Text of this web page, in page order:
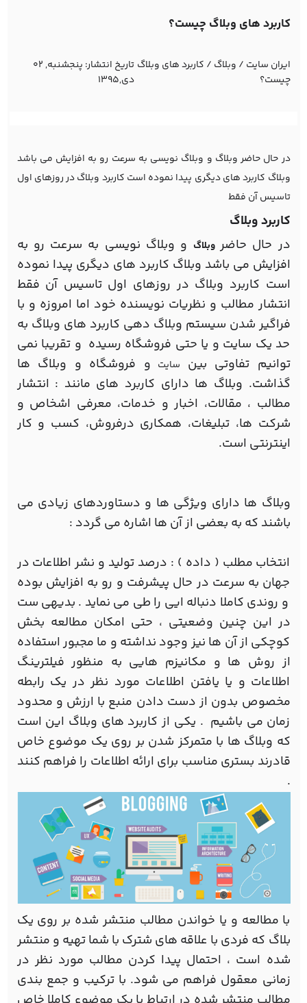
کاربرد های وبلاگ چیست؟
ایران سایت / وبلاگ / کاربرد های وبلاگ
چیست؟
تاریخ انتشار:
پنجشنبه, 02
دی,1395
در حال حاضر وبلاگ و وبلاگ نویسی به سرعت رو به افزایش می باشد
وبلاگ کاربرد های دیگری پیدا نموده است کاربرد وبلاگ در روزهای اول
تاسیس آن فقط
کاربرد وبلاگ
در حال حاضر وبلاگ و وبلاگ نویسی به سرعت رو به
افزایش می باشد وبلاگ کاربرد های دیگری پیدا نموده
است کاربرد وبلاگ در روزهای اول تاسیس آن فقط
انتشار مطالب و نظریات نویسنده خود اما امروزه و با
فراگیر شدن سیستم وبلاگ دهی کاربرد های وبلاگ به
حد یک سایت و یا حتی فروشگاه رسیده و تقریبا نمی
توانیم تفاوتی بین سایت و فروشگاه و وبلاگ ها
گذاشت. وبلاگ ها دارای کاربرد های مانند : انتشار
مطالب ، مقالات، اخبار و خدمات، معرفی اشخاص و
شرکت ها، تبلیغات، همکاری درفروش، کسب و کار
اینترنتی است.
وبلاگ ها دارای ویژگی ها و دستاوردهای زیادی می
باشند که به بعضی از آن ها اشاره می گردد :
انتخاب مطلب ( داده ) : درصد توليد و نشر اطلاعات در
جهان به سرعت در حال پيشرفت و رو به افزایش بوده
و روندی کاملا دنباله ایی را طی می نمايد . بديهی ست
در این چنين وضعيتی ، حتی امکان مطالعه بخش
کوچکی از آن ها نيز وجود نداشته و ما مجبور استفاده
از روش ها و مکانيزم هایی به منظور فيلترينگ
اطلاعات و یا يافتن اطلاعات مورد نظر در يک رابطه
مخصوص بدون از دست دادن منبع با ارزش و محدود
زمان می باشيم . یکی از کاربرد های وبلاگ این است
که وبلاگ ها با متمرکز شدن بر روی يک موضوع خاص
قادرند بستری مناسب برای ارائه اطلاعات را فراهم کنند
.
با مطالعه و یا خواندن مطالب منتشر شده بر روی يک
بلاگ که فردی با علاقه های شترک با شما تهيه و منتشر
شده است ، احتمال پیدا کردن مطالب مورد نظر در
زمانی معقول فراهم می شود. با ترکيب و جمع بندی